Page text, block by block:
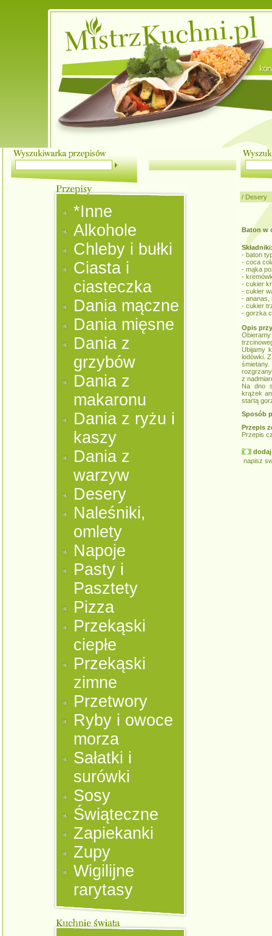
*Inne
Alkohole
Chleby i bułki
Ciasta i
ciasteczka
Dania mączne
Dania mięsne
Dania z
grzybów
Dania z
makaronu
Dania z ryżu i
kaszy
Dania z
warzyw
Desery
Naleśniki,
omlety
Napoje
Pasty i
Pasztety
Pizza
Przekąski
ciepłe
Przekąski
zimne
Przetwory
Ryby i owoce
morza
Sałatki i
surówki
Sosy
Świąteczne
Zapiekanki
Zupy
Wigilijne
rarytasy
/ Desery
Baton w
- baton
- coca
- mąka
-
- cukier
- cukier
- ananas,
- cukier
- gorzka
Opis
Ubijamy
lodówki.
z
Na dno
krążek
startą
Sposób
Przepis
Przepis
napisz